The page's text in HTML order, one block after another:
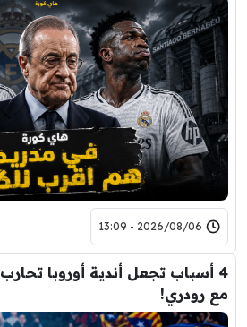
2026/08/06 - 13:09
4 أسباب تجعل أندية أوروبا
مع رودري!